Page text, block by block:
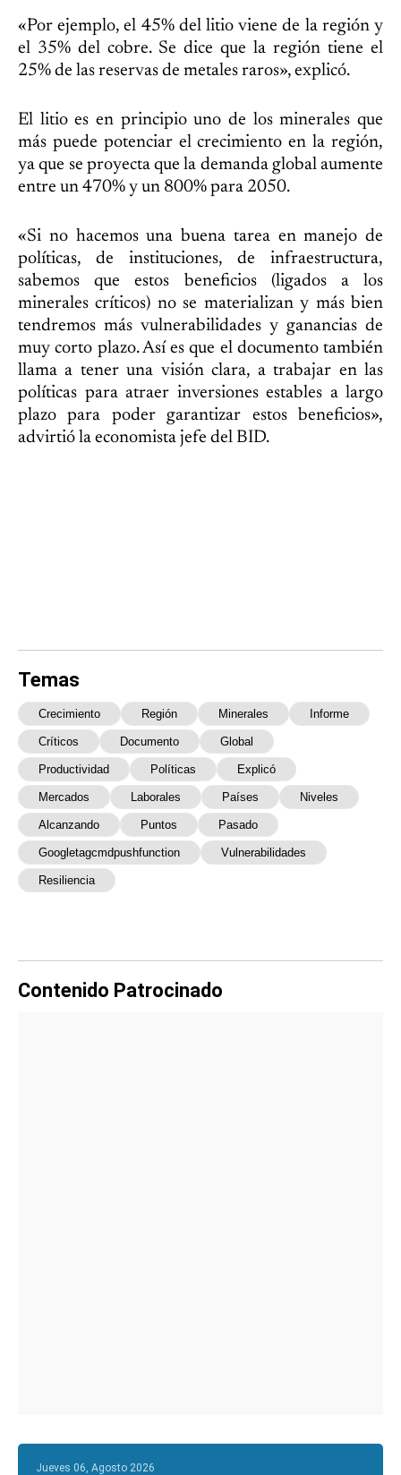
«Por ejemplo, el 45% del litio viene de la región y
el 35% del cobre. Se dice que la región tiene el
25% de las reservas de metales raros», explicó.
El litio es en principio uno de los minerales que
más puede potenciar el crecimiento en la región,
ya que se proyecta que la demanda global aumente
entre un 470% y un 800% para 2050.
«Si no hacemos una buena tarea en manejo de
políticas, de instituciones, de infraestructura,
sabemos que estos beneficios (ligados a los
minerales críticos) no se materializan y más bien
tendremos más vulnerabilidades y ganancias de
muy corto plazo. Así es que el documento también
llama a tener una visión clara, a trabajar en las
políticas para atraer inversiones estables a largo
plazo para poder garantizar estos beneficios»,
advirtió la economista jefe del BID.
Temas
Crecimiento Región Minerales Informe
Críticos Documento Global
Productividad Políticas Explicó
Mercados Laborales Países Niveles
Alcanzando Puntos Pasado
Googletagcmdpushfunction Vulnerabilidades
Resiliencia
Contenido Patrocinado
Jueves 06, Agosto 2026